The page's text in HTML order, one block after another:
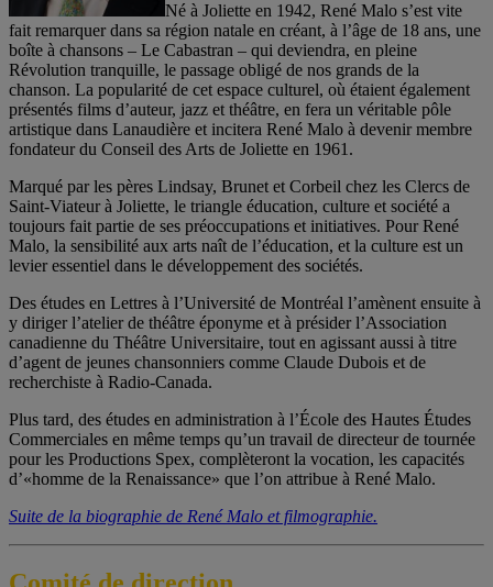
Né à Joliette en 1942, René Malo s’est vite
fait remarquer dans sa région natale en créant, à l’âge de 18 ans, une
boîte à chansons – Le Cabastran – qui deviendra, en pleine
Révolution tranquille, le passage obligé de nos grands de la
chanson. La popularité de cet espace culturel, où étaient également
présentés films d’auteur, jazz et théâtre, en fera un véritable pôle
artistique dans Lanaudière et incitera René Malo à devenir membre
fondateur du Conseil des Arts de Joliette en 1961.
Marqué par les pères Lindsay, Brunet et Corbeil chez les Clercs de
Saint-Viateur à Joliette, le triangle éducation, culture et société a
toujours fait partie de ses préoccupations et initiatives. Pour René
Malo, la sensibilité aux arts naît de l’éducation, et la culture est un
levier essentiel dans le développement des sociétés.
Des études en Lettres à l’Université de Montréal l’amènent ensuite à
y diriger l’atelier de théâtre éponyme et à présider l’Association
canadienne du Théâtre Universitaire, tout en agissant aussi à titre
d’agent de jeunes chansonniers comme Claude Dubois et de
recherchiste à Radio-Canada.
Plus tard, des études en administration à l’École des Hautes Études
Commerciales en même temps qu’un travail de directeur de tournée
pour les Productions Spex, complèteront la vocation, les capacités
d’«homme de la Renaissance» que l’on attribue à René Malo.
Suite de la biographie de René Malo et filmographie.